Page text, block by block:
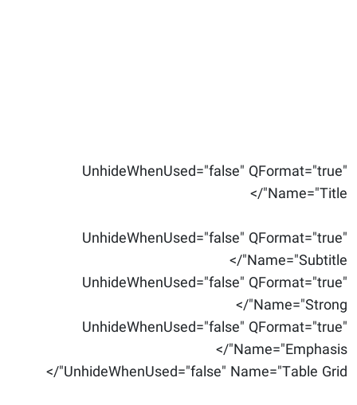
UnhideWhenUsed="false" QFormat="true"
Name="Title"/>
UnhideWhenUsed="false" QFormat="true"
Name="Subtitle"/>
UnhideWhenUsed="false" QFormat="true"
Name="Strong"/>
UnhideWhenUsed="false" QFormat="true"
Name="Emphasis"/>
UnhideWhenUsed="false" Name="Table Grid"/>